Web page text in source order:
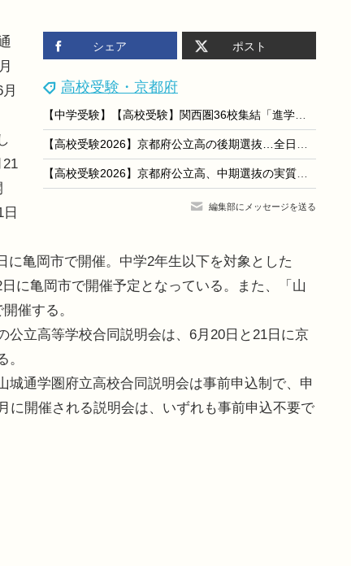
シェア ポスト
高校受験・京都府
【中学受験】【高校受験】関西圏36校集結「進学フェア」8/23
【高校受験2026】京都府公立高の後期選抜…全日制は東稜、洛水など3校で募集
【高校受験2026】京都府公立高、中期選抜の実質倍率…全日制0.85倍
編集部にメッセージを送る
亀岡市で開催。中学2年生以下を対象とした
に亀岡市で開催予定となっている。また、「山
催する。
立高等学校合同説明会は、6月20日と21日に京
通学圏府立高校合同説明会は事前申込制で、申
に開催される説明会は、いずれも事前申込不要で